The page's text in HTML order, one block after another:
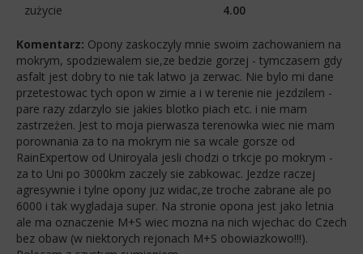
zużycie
4.00
Komentarz: Opony zaskoczyly mnie swoim zachowaniem na
mokrym, spodziewalem sie,ze bedzie gorzej - tymczasem gdy
asfalt jest dobry to nie tak latwo ja zerwac. Nie bylo mi dane
przetestowac tych opon w zimie a i w terenie nie jezdzilem -
pare razy zdarzylo sie jakies blotko piach etc. i nie mam
zastrzeżen. Jest to moja pierwasza terenowka wiec nie mam
porownania za to na mokrym nie sa wcale gorsze od
RainExpertow od Uniroyala jesli chodzi o trkcje po mokrym -
za to Uni po 3000km zaczely sie zabkowac. Jezdze raczej
agresywnie i tylne opony juz widac,ze troche zabrane ale po
6000 i tak wygladaja super. Na stronie opona jest jako letnia
ale ma oznaczenie M+S wiec mozna na nich wjechac do Czech
bez obaw (w niektorych rejonach M+S obowiazkowo!!!).